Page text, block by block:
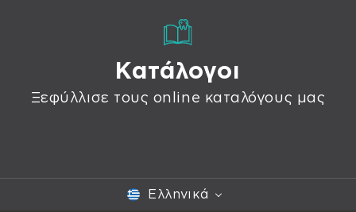
Κατάλογοι
Ξεφύλλισε τους online καταλόγους μας
Ελληνικά